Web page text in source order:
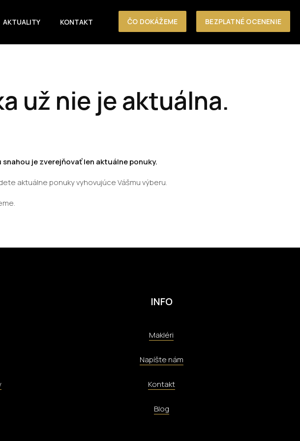
BEZPLATNÉ OCENENIE
ČO DOKÁŽEME
AKTUALITY KONTAKT
už nie je aktuálna.
je zverejňovať len aktuálne ponuky.
aktuálne ponuky vyhovujúce Vášmu výberu.
INFO
Makléri
Napíšte nám
Kontakt
Blog